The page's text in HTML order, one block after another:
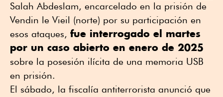
Salah Abdeslam, encarcelado en la prisión de
Vendin le Vieil (norte) por su participación en
esos ataques, fue interrogado el martes
por un caso abierto en enero de 2025
sobre la posesión ilícita de una memoria USB
en prisión.
El sábado, la fiscalía antiterrorista anunció que